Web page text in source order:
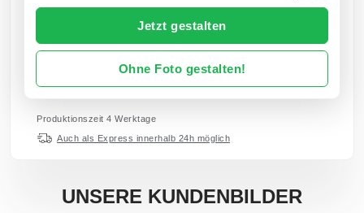
Jetzt gestalten
Ohne Foto gestalten!
Produktionszeit 4 Werktage
Auch als Express innerhalb 24h möglich
UNSERE KUNDENBILDER